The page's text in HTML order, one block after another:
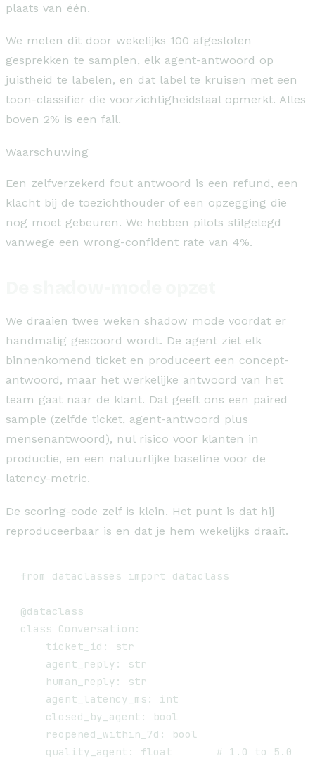
plaats van één.
We meten dit door wekelijks 100 afgesloten
gesprekken te samplen, elk agent-antwoord op
juistheid te labelen, en dat label te kruisen met een
toon-classifier die voorzichtigheidstaal opmerkt. Alles
boven 2% is een fail.
Waarschuwing
Een zelfverzekerd fout antwoord is een refund, een
klacht bij de toezichthouder of een opzegging die
nog moet gebeuren. We hebben pilots stilgelegd
vanwege een wrong-confident rate van 4%.
We draaien twee weken shadow mode voordat er
handmatig gescoord wordt. De agent ziet elk
binnenkomend ticket en produceert een concept-
antwoord, maar het werkelijke antwoord van het
team gaat naar de klant. Dat geeft ons een paired
sample (zelfde ticket, agent-antwoord plus
mensenantwoord), nul risico voor klanten in
productie, en een natuurlijke baseline voor de
latency-metric.
De scoring-code zelf is klein. Het punt is dat hij
reproduceerbaar is en dat je hem wekelijks draait.
from dataclasses import dataclass
@dataclass
class Conversation:
    ticket_id: str
    agent_reply: str
    human_reply: str
    agent_latency_ms: int
    closed_by_agent: bool
    reopened_within_7d: bool
    quality_agent: float       # 1.0 to 5.0